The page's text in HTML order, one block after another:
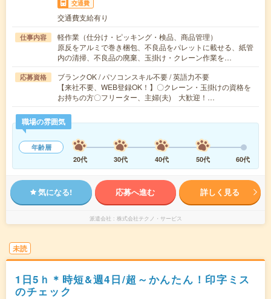
交通費
交通費支給有り
仕事内容
軽作業（仕分け・ピッキング・検品、商品管理）
原反をアルミで巻き梱包、不良品をパレットに載せる、紙管
内の清掃、不良品の廃棄、玉掛け・クレーン作業を…
応募資格
ブランクOK / パソコンスキル不要 / 英語力不要
【来社不要、WEB登録OK！】〇クレーン・玉掛けの資格を
お持ちの方〇フリーター、主婦(夫) 大歓迎！…
職場の雰囲気
年齢層
20代
30代 40代 50代 60代
気になる! 応募へ進む 詳しく見る
派遣会社 株式会社テクノ・サービス
未読
1日5ｈ＊時短&週4日/超～かんたん！印字ミス
のチェック